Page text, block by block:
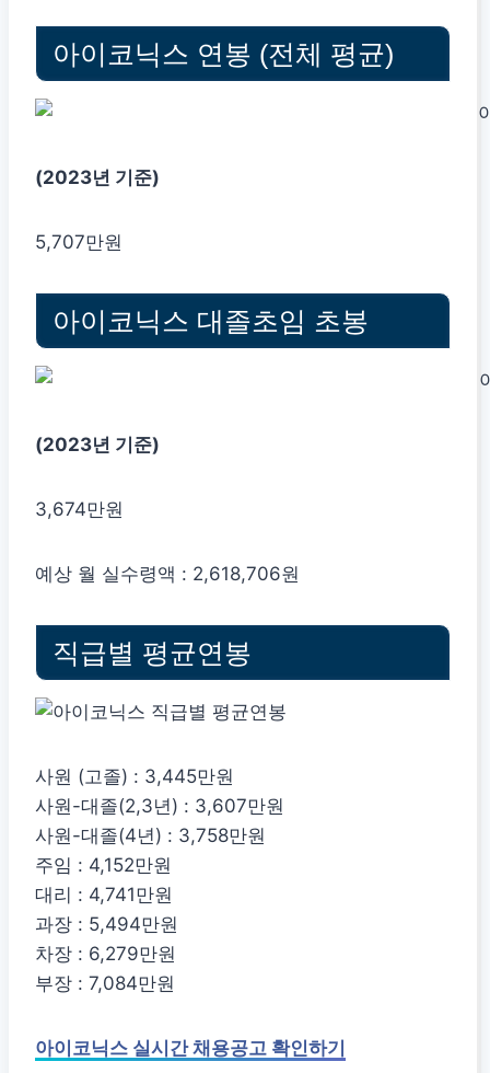
아이코닉스 연봉 (전체 평균)
(2023년 기준)
5,707만원
아이코닉스 대졸초임 초봉
(2023년 기준)
3,674만원
예상 월 실수령액 : 2,618,706원
직급별 평균연봉
사원 (고졸) : 3,445만원
사원-대졸(2,3년) : 3,607만원
사원-대졸(4년) : 3,758만원
주임 : 4,152만원
대리 : 4,741만원
과장 : 5,494만원
차장 : 6,279만원
부장 : 7,084만원
아이코닉스 실시간 채용공고 확인하기